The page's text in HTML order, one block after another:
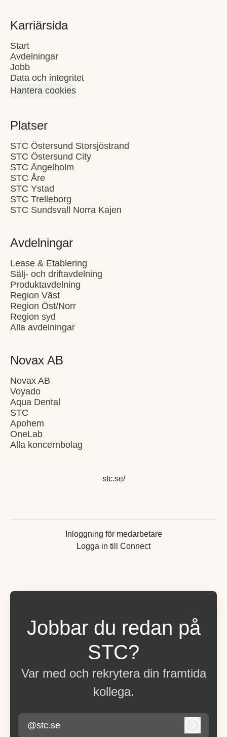
Karriärsida
Start
Avdelningar
Jobb
Data och integritet
Hantera cookies
Platser
STC Östersund Storsjöstrand
STC Östersund City
STC Ängelholm
STC Åre
STC Ystad
STC Trelleborg
STC Sundsvall Norra Kajen
Avdelningar
Lease & Etablering
Sälj- och driftavdelning
Produktavdelning
Region Väst
Region Öst/Norr
Region syd
Alla avdelningar
Novax AB
Novax AB
Voyado
Aqua Dental
STC
Apohem
OneLab
Alla koncernbolag
stc.se/
Inloggning för medarbetare
Logga in till Connect
Jobbar du redan på
STC?
Var med och rekrytera din framtida
kollega.
@stc.se